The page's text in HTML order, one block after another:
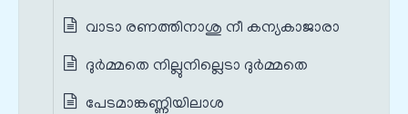
വാടാ രണത്തിനാശു നീ കന്യകാജാരാ
ദുർമ്മതെ നില്ലുനില്ലെടാ ദുർമ്മതെ
പേടമാങ്കണ്ണിയിലാശ